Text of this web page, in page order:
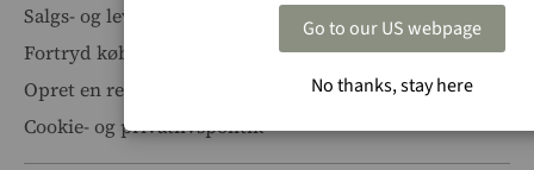
Salgs- og leveringsbetingelser
Fortryd køb
Opret en reklamation
Cookie- og privatlivspolitik
Go to our US webpage
No thanks, stay here